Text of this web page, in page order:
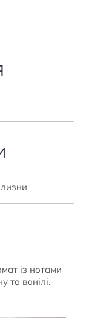
із нотами
та ванілі.